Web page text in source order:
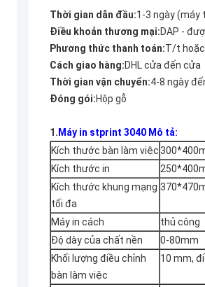
Thời gian dẫn đầu:1-3 ngày (máy
Điều khoản thương mại:DAP -
Phương thức thanh toán:T/t hoặc
Cách giao hàng:DHL cửa đến cửa
Thời gian vận chuyển:4-8 ngày
Đóng gói:Hộp gỗ
1. Máy in stprint 3040 Mô tả:
Kích thước bàn làm việc
Kích thước in
Kích thước khung mạng
tối đa
Máy in cách
thủ công
Độ dày của chất nền
0-80mm
Khối lượng điều chỉnh
bàn làm việc
10 mm,